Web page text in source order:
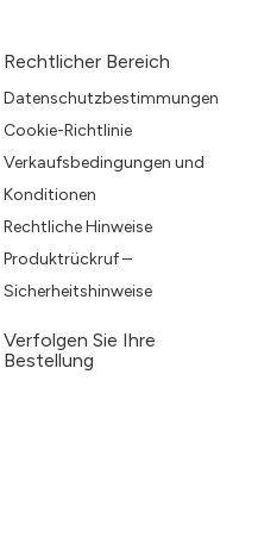
Rechtlicher Bereich
Datenschutzbestimmungen
Cookie-Richtlinie
Verkaufsbedingungen und
Konditionen
Rechtliche Hinweise
Produktrückruf –
Sicherheitshinweise
Verfolgen Sie Ihre
Bestellung